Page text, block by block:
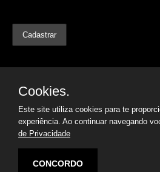
© 2019 Jorge
Advogados. Direitos
Cookies.
Este site utiliza cookies para te
experiência. Ao continuar navegando
de Privacidade
CONCORDO